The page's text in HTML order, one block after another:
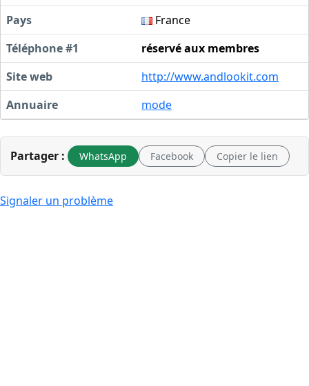
Pays
France
Téléphone #1
réservé aux membres
Site web
http://www.andlookit.com
Annuaire
mode
Partager : WhatsApp Facebook Copier le lien
Signaler un problème